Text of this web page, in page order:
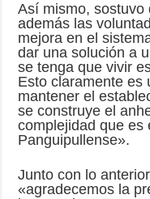
Así mismo, sostuvo
además las
mejora en el
dar una solución a
se tenga que vivir
Esto claramente es
mantener el
se construye el
complejidad que es
Panguipullense».
Junto con lo
«agradecemos la